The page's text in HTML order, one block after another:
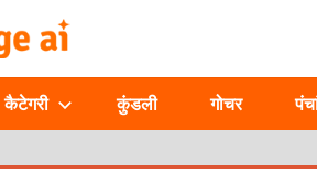
JOURNAL
कैटेगरी कुंडली गोचर